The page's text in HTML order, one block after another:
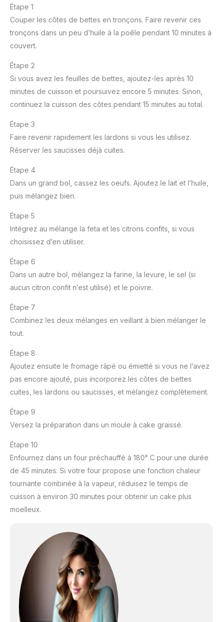
Étape 1
Couper les côtes de bettes en tronçons. Faire revenir ces
tronçons dans un peu d’huile à la poêle pendant 10 minutes à
couvert.
Étape 2
Si vous avez les feuilles de bettes, ajoutez-les après 10
minutes de cuisson et poursuivez encore 5 minutes. Sinon,
continuez la cuisson des côtes pendant 15 minutes au total.
Étape 3
Faire revenir rapidement les lardons si vous les utilisez.
Réserver les saucisses déjà cuites.
Étape 4
Dans un grand bol, cassez les oeufs. Ajoutez le lait et l’huile,
puis mélangez bien.
Étape 5
Intégrez au mélange la feta et les citrons confits, si vous
choisissez d’en utiliser.
Étape 6
Dans un autre bol, mélangez la farine, la levure, le sel (si
aucun citron confit n’est utilisé) et le poivre.
Étape 7
Combinez les deux mélanges en veillant à bien mélanger le
tout.
Étape 8
Ajoutez ensuite le fromage râpé ou émietté si vous ne l’avez
pas encore ajouté, puis incorporez les côtes de bettes
cuites, les lardons ou saucisses, et mélangez complètement.
Étape 9
Versez la préparation dans un moule à cake graissé.
Étape 10
Enfournez dans un four préchauffé à 180° C pour une durée
de 45 minutes. Si votre four propose une fonction chaleur
tournante combinée à la vapeur, réduisez le temps de
cuisson à environ 30 minutes pour obtenir un cake plus
moelleux.